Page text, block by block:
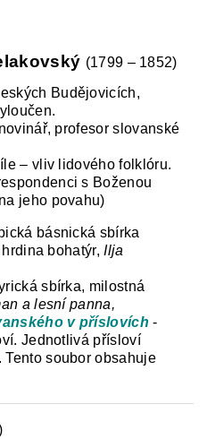
(1799 – 1852)
Budějovicích,
profesor slovanské
– vliv lidového folklóru.
s Boženou
jeho povahu)
básnická sbírka
bohatýr,Ilja
sbírka, milostná
a lesní panna,
v příslovích-
Jednotlivá přísloví
soubor obsahuje